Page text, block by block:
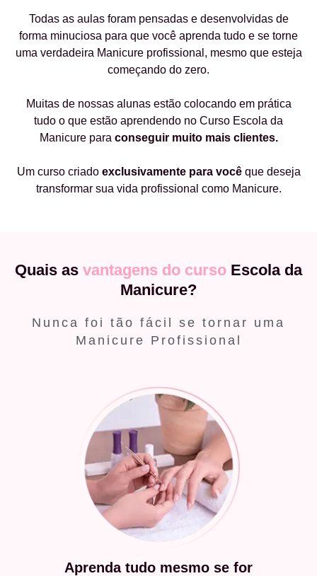
Todas as aulas foram pensadas e desenvolvidas de
forma minuciosa para que você aprenda tudo e se torne
uma verdadeira Manicure profissional, mesmo que esteja
começando do zero.
Muitas de nossas alunas estão colocando em prática
tudo o que estão aprendendo no Curso Escola da
Manicure para conseguir muito mais clientes.
Um curso criado exclusivamente para vocêque deseja
transformar sua vida profissional como Manicure.
Quais as vantagens do curso Escola da
Manicure?
Nunca foi tão fácil se tornar uma
Manicure Profissional
Aprenda tudo mesmo se for